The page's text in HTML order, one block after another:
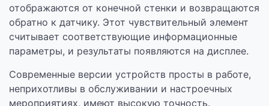
отображаются от конечной стенки и возвращаются
обратно к датчику. Этот чувствительный элемент
считывает соответствующие информационные
параметры, и результаты появляются на дисплее.
Современные версии устройств просты в работе,
неприхотливы в обслуживании и настроечных
мероприятиях, имеют высокую точность.